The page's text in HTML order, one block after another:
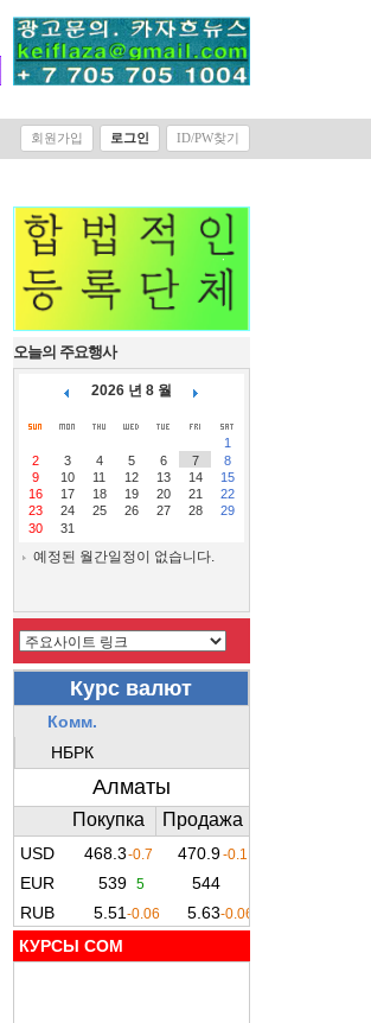
회원가입 로그인 ID/PW찾기
오늘의 주요행사
2026 년 8 월
1
2
3 4 5 6 7
8
9
10 11 12 13 14
15
16
17 18 19 20 21
22
23
24 25 26 27 28
29
30
31
예정된 월간일정이 없습니다.
КУРСЫ COM